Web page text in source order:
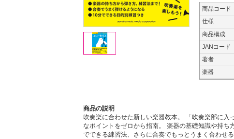
商品コード
仕様
商品構成
JANコード
著者
楽器
商品の説明
吹奏楽に合わせた新しい楽器教本。 「吹奏楽部に
なポイントをゼロから指南。 楽器の基礎知識や持
でできる練習法、さらに合奏でもっとうまく合わ